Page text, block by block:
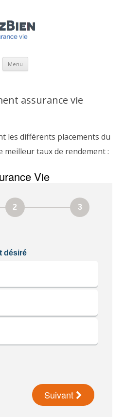
Menu Aller
assurance vie
les différents placements du
taux de rendement :